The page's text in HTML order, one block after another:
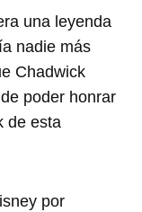
una leyenda
nadie más
Chadwick
poder honrar
de esta
por